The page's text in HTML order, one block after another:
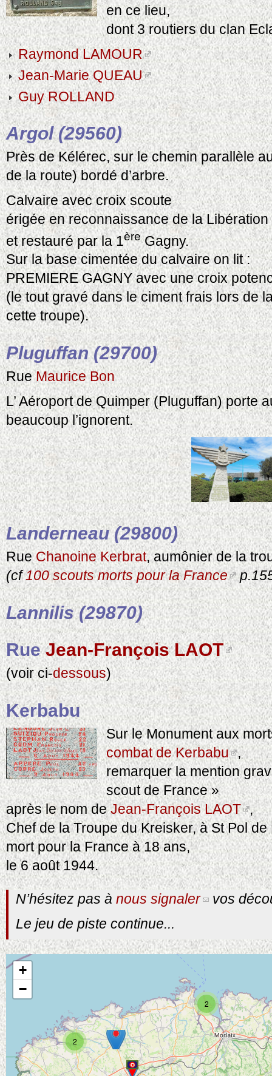
en ce lieu,
dont 3 routiers du clan
Raymond LAMOUR
Jean-Marie QUEAU
Guy ROLLAND
Argol (29560)
Près de Kélérec, sur le chemin parallèle
de la route) bordé d’arbre.
Calvaire avec croix scoute
érigée en reconnaissance de la Libération
et restauré par la 1èreGagny.
Sur la base cimentée du calvaire on lit :
PREMIERE GAGNY avec une croix
(le tout gravé dans le ciment frais lors de
cette troupe).
Pluguffan (29700)
RueMaurice Bon
L’ Aéroport de Quimper (Pluguffan) porte
beaucoup l’ignorent.
Landerneau (29800)
RueChanoine Kerbrat, aumônier de la
(cf100 scouts morts pour la France
Lannilis (29870)
RueJean-François LAOT
(voir ci-dessous)
Kerbabu
Sur le Monument aux
combat de Kerbabu ,
remarquer la mention
scout de France »
après le nom deJean-François LAOT
,
Chef de la Troupe du Kreisker, à St Pol de
mort pour la France à 18 ans,
le 6 août 1944.
N’hésitez pas à nous signaler
vos
Le jeu de piste continue...
2
2
+
−